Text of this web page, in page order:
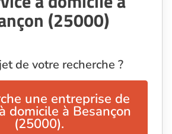
(25000)
de votre recherche ?
une entreprise de
domicile à Besançon
(25000).